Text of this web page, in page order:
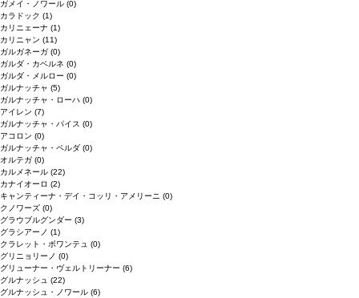
ガメイ・ノワール (0)
カラドック (1)
カリニェーナ (1)
カリニャン (11)
ガルガネーガ (0)
ガルダ・カベルネ (0)
ガルダ・メルロー (0)
ガルナッチャ (5)
ガルナッチャ・ローハ (0)
アイレン (7)
ガルナッチャ・パイス (0)
アコロン (0)
ガルナッチャ・ペルダ (0)
オルテガ (0)
カルメネール (22)
カナイオーロ (2)
キャンティーナ・デイ・コッリ・アメリーニ (0)
クノワーズ (0)
グラウブルグンダー (3)
グラシアーノ (1)
クラレット・ボワンテュ (0)
グリニョリーノ (0)
グリューナー・ヴェルトリーナー (6)
グルナッシュ (22)
グルナッシュ・ノワール (6)